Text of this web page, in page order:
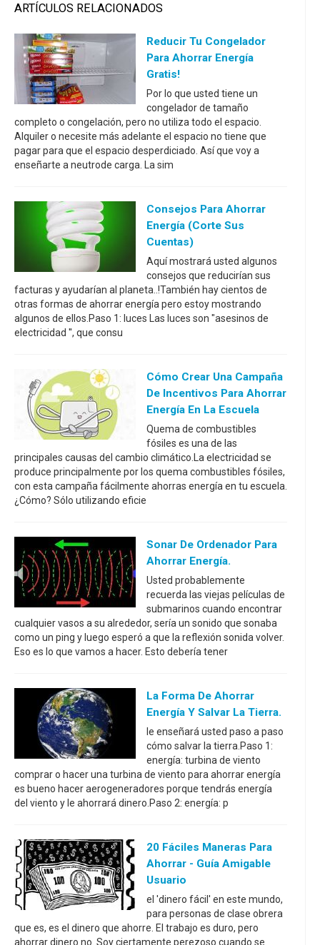
ARTÍCULOS RELACIONADOS
Reducir Tu Congelador
Para Ahorrar Energía
Gratis!
Por lo que usted tiene un
congelador de tamaño
completo o congelación, pero no utiliza todo el espacio.
Alquiler o necesite más adelante el espacio no tiene que
pagar para que el espacio desperdiciado. Así que voy a
enseñarte a neutrode carga. La sim
Consejos Para Ahorrar
Energía (corte Sus
Cuentas)
Aquí mostrará usted algunos
consejos que reducirían sus
facturas y ayudarían al planeta..!También hay cientos de
otras formas de ahorrar energía pero estoy mostrando
algunos de ellos.Paso 1: luces Las luces son "asesinos de
electricidad '', que consu
Cómo Crear Una Campaña
De Incentivos Para Ahorrar
Energía En La Escuela
Quema de combustibles
fósiles es una de las
principales causas del cambio climático.La electricidad se
produce principalmente por los quema combustibles fósiles,
con esta campaña fácilmente ahorras energía en tu escuela.
¿Cómo? Sólo utilizando eficie
Sonar De Ordenador Para
Ahorrar Energía.
Usted probablemente
recuerda las viejas películas de
submarinos cuando encontrar
cualquier vasos a su alrededor, sería un sonido que sonaba
como un ping y luego esperó a que la reflexión sonida volver.
Eso es lo que vamos a hacer. Esto debería tener
La Forma De Ahorrar
Energía Y Salvar La Tierra.
le enseñará usted paso a paso
cómo salvar la tierra.Paso 1:
energía: turbina de viento
comprar o hacer una turbina de viento para ahorrar energía
es bueno hacer aerogeneradores porque tendrás energía
del viento y le ahorrará dinero.Paso 2: energía: p
20 Fáciles Maneras Para
Ahorrar - Guía Amigable
Usuario
el 'dinero fácil' en este mundo,
para personas de clase obrera
que es, es el dinero que ahorre. El trabajo es duro, pero
ahorrar dinero no. Soy ciertamente perezoso cuando se